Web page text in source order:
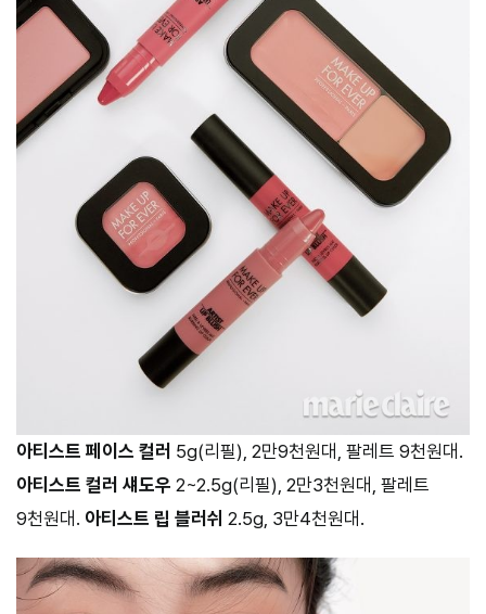
아티스트 페이스 컬러 5g(리필), 2만9천원대, 팔레트 9천원대.
아티스트 컬러 섀도우 2~2.5g(리필), 2만3천원대, 팔레트
9천원대. 아티스트 립 블러쉬 2.5g, 3만4천원대.